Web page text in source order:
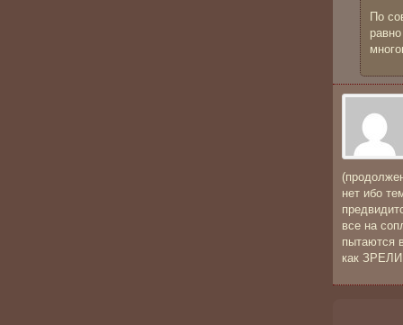
По
нет ибо
все на
пытаются
как